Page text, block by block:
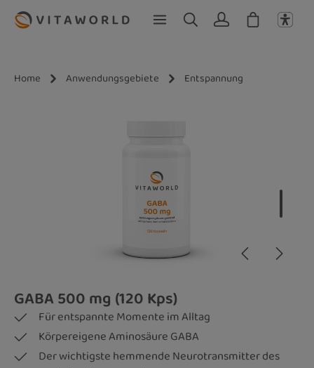
Zum Hauptinhalt springen
Home Anwendungsgebiete Entspannung
GABA 500 mg (120 Kps)
Für entspannte Momente im Alltag
Körpereigene Aminosäure GABA
Der wichtigste hemmende Neurotransmitter des